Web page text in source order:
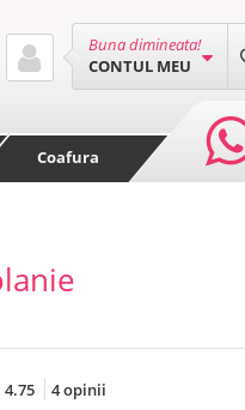
Buna dimineata!
CONTUL MEU
Coafura
4.75 4 opinii